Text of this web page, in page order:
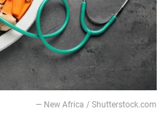
— New Africa / Shutterstock.com